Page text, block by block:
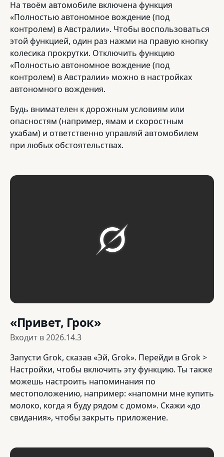
На твоём автомобиле включена функция
«Полностью автономное вождение (под
контролем) в Австралии». Чтобы воспользоваться
этой функцией, один раз нажми на правую кнопку
колесика прокрутки. Отключить функцию
«Полностью автономное вождение (под
контролем) в Австралии» можно в настройках
автономного вождения.
Будь внимателен к дорожным условиям или
опасностям (например, ямам и скоростным
ухабам) и ответственно управляй автомобилем
при любых обстоятельствах.
«Привет, Грок»
Входит в2026.14.3
Запусти Grok, сказав «Эй, Grok». Перейди в Grok >
Настройки, чтобы включить эту функцию. Ты также
можешь настроить напоминания по
местоположению, например: «напомни мне купить
молоко, когда я буду рядом с домом». Скажи «до
свидания», чтобы закрыть приложение.